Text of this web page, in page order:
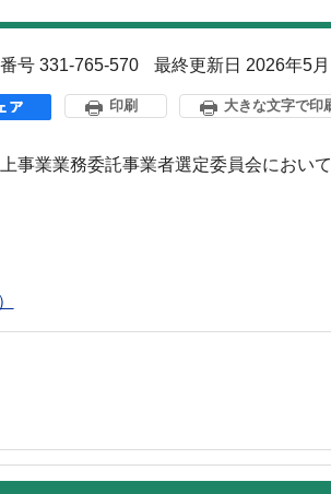
号 331-765-570 最終更新日 2026年5月
印刷 大きな文字で印
事業業務委託事業者選定委員会におい